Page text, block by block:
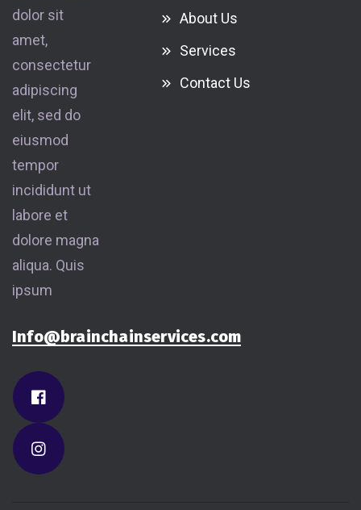
dolor sit
amet,
consectetur
adipiscing
elit, sed do
eiusmod
tempor
incididunt ut
labore et
dolore magna
aliqua. Quis
ipsum
Info@brainchainservices.com
About Us
Services
Contact Us